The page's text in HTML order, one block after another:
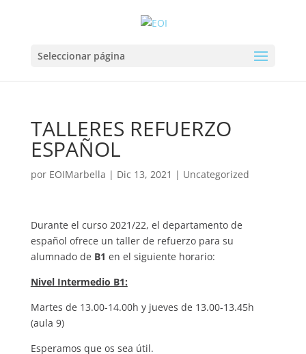
Seleccionar página
TALLERES REFUERZO
ESPAÑOL
por EOIMarbella | Dic 13, 2021 | Uncategorized
Durante el curso 2021/22, el departamento de
español ofrece un taller de refuerzo para su
alumnado de B1 en el siguiente horario:
Nivel Intermedio B1:
Martes de 13.00-14.00h y jueves de 13.00-13.45h
(aula 9)
Esperamos que os sea útil.